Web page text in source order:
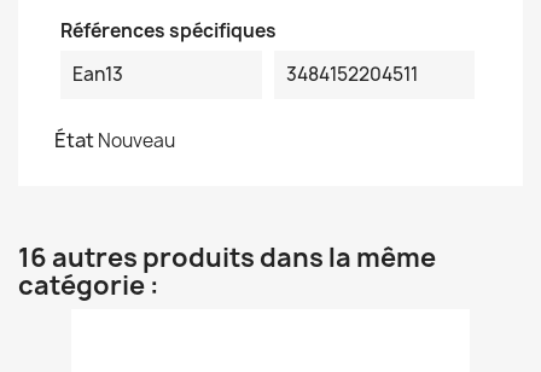
Références spécifiques
Ean13
3484152204511
ÉtatNouveau
16 autres produits dans la même
catégorie :